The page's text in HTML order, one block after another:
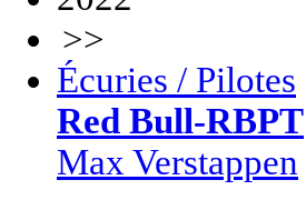
>>
Écuries / Pilotes
Red Bull-RBPT
Max Verstappen